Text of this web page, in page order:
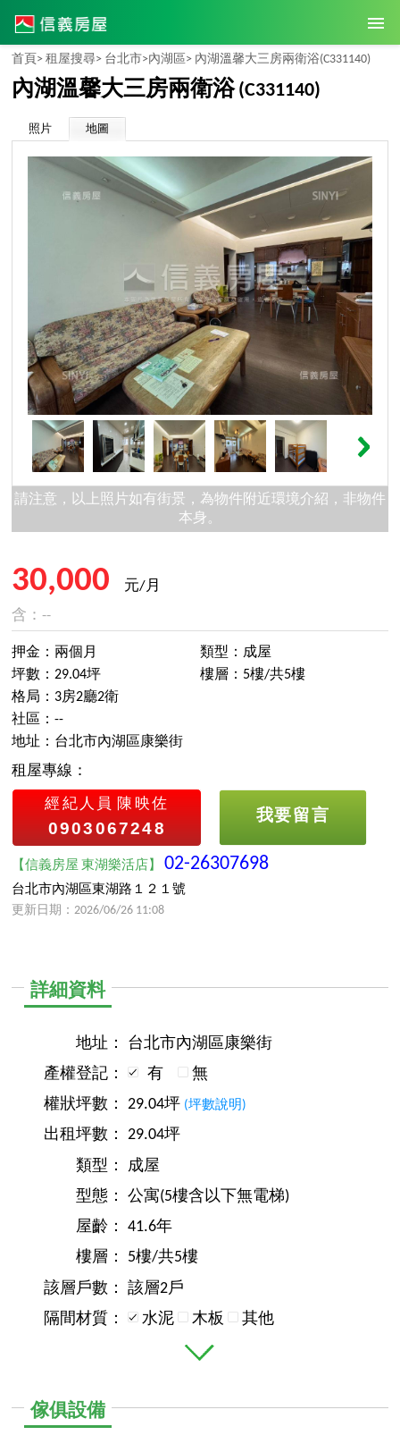
首頁> 租屋搜尋> 台北市>內湖區> 內湖溫馨大三房兩衛浴(C331140)
內湖溫馨大三房兩衛浴 (C331140)
照片 地圖
請注意，以上照片如有街景，為物件附近環境介紹，非物件
本身。
30,000
元/月
含：--
押金：兩個月
坪數：29.04坪
類型：成屋
樓層：5樓/共5樓
格局：3房2廳2衛
社區：--
地址：台北市內湖區康樂街
租屋專線：
經紀人員 陳映佐
0903067248
我要留言
【信義房屋 東湖樂活店】02-26307698
台北市內湖區東湖路１２１號
更新日期：2026/06/26 11:08
詳細資料
地址：
台北市內湖區康樂街
產權登記：
有
無
權狀坪數：
29.04坪 (坪數說明)
出租坪數：
29.04坪
類型：
成屋
型態：
公寓(5樓含以下無電梯)
屋齡：
41.6年
樓層：
5樓/共5樓
該層戶數：
該層2戶
隔間材質：
水泥 木板 其他
傢俱設備